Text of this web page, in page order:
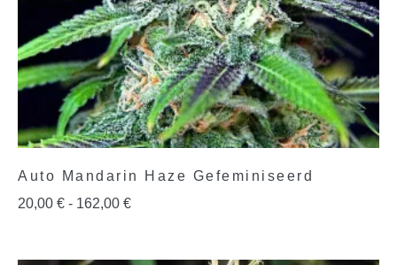
Auto Mandarin Haze Gefeminiseerd
20,00 € - 162,00 €